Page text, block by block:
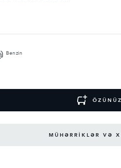
Benzin
MÜHƏRRİKLƏR VƏ